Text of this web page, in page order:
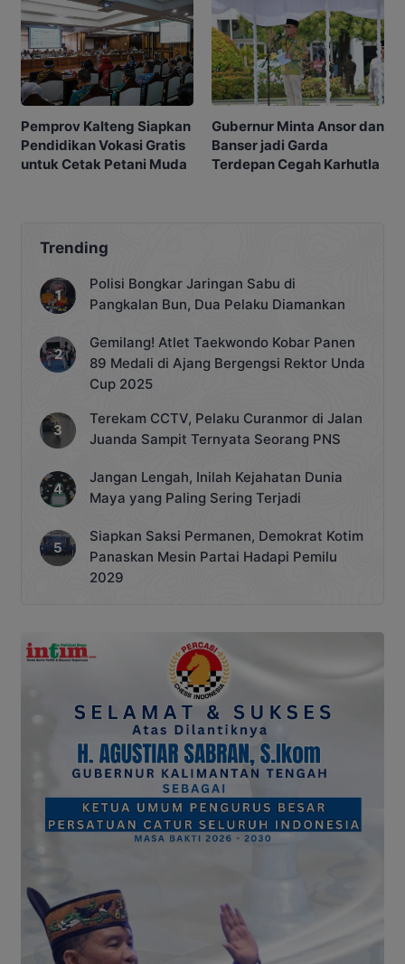
Pemprov Kalteng Siapkan
Pendidikan Vokasi Gratis
untuk Cetak Petani Muda
Gubernur Minta Ansor dan
Banser jadi Garda
Terdepan Cegah Karhutla
Trending
Polisi Bongkar Jaringan Sabu di
Pangkalan Bun, Dua Pelaku Diamankan
Gemilang! Atlet Taekwondo Kobar Panen
89 Medali di Ajang Bergengsi Rektor Unda
Cup 2025
Terekam CCTV, Pelaku Curanmor di Jalan
Juanda Sampit Ternyata Seorang PNS
Jangan Lengah, Inilah Kejahatan Dunia
Maya yang Paling Sering Terjadi
Siapkan Saksi Permanen, Demokrat Kotim
Panaskan Mesin Partai Hadapi Pemilu
2029